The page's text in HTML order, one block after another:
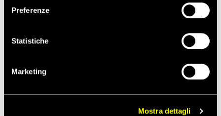
Preferenze
Statistiche
Marketing
Mostra dettagli
Data: